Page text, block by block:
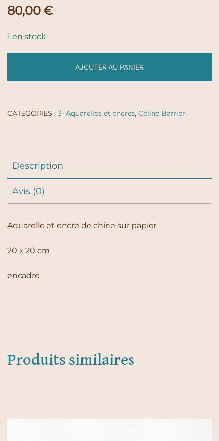
80,00 €
1 en stock
AJOUTER AU PANIER
CATÉGORIES : 3- Aquarelles et encres, Céline Barrier
Description
Avis (0)
Aquarelle et encre de chine sur papier
20 x 20 cm
encadré
Produits similaires